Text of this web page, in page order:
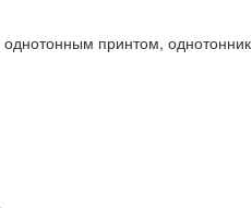
принтом, однотонник